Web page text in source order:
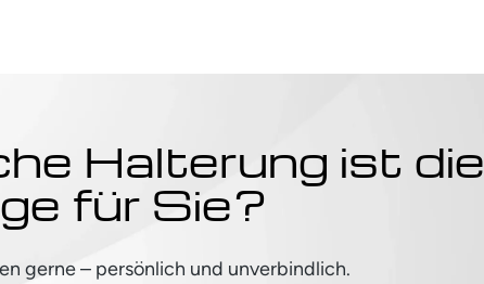
Halterung ist die
für Sie?
gerne – persönlich und unverbindlich.